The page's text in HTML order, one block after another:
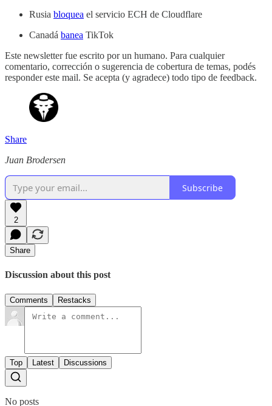
Rusia bloquea el servicio ECH de Cloudflare
Canadá banea TikTok
Este newsletter fue escrito por un humano. Para cualquier
comentario, corrección o sugerencia de cobertura de temas, podés
responder este mail. Se acepta (y agradece) todo tipo de feedback.
Share
Juan Brodersen
Subscribe
2
Share
Discussion about this post
Comments Restacks
Top Latest Discussions
No posts